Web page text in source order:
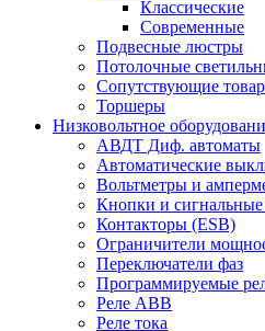
Классические
Современные
Подвесные люстры
Потолочные
Сопутствующие
Торшеры
Низковольтное
АВДT Диф. автоматы
Автоматические
Вольтметры и
Кнопки и
Контакторы (ESB)
Ограничители
Переключатели фаз
Программируемые
Реле ABB
Реле тока